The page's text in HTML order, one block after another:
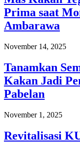
Prima saat
Ambarawa
November 14, 2025
Tanamkan
Kakan Jadi
Pabelan
November 1, 2025
Revitalisasi